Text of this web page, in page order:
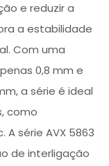
e reduzir a
a estabilidade
Com uma
0,8 mm e
a série é ideal
como
série AVX 5863
de interligação